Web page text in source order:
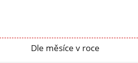
Dle měsíce v roce